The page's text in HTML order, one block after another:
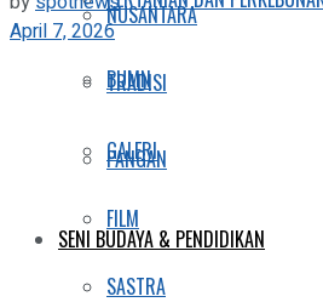
NUSANTARA
TRADISI
GALERI
FILM
SASTRA
BUMN
PANGAN
SENI BUDAYA & PENDIDIKAN
April 7, 2026